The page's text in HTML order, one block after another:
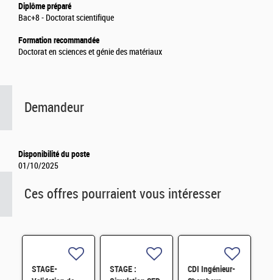
Diplôme préparé
Bac+8 - Doctorat scientifique
Formation recommandée
Doctorat en sciences et génie des matériaux
Demandeur
Disponibilité du poste
01/10/2025
Ces offres pourraient vous intéresser
STAGE-
STAGE :
CDI Ingénieur-